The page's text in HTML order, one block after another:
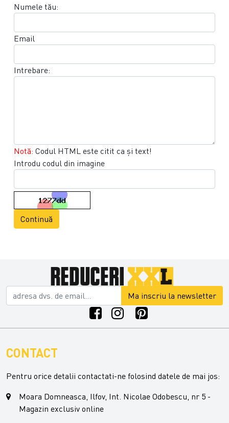
Numele tău:
Email
Intrebare:
Notă: Codul HTML este citit ca şi text!
Introdu codul din imagine
Continuă
Ma inscriu la newsletter
CONTACT
Pentru orice detalii contactati-ne folosind datele de mai jos:
Moara Domneasca, Ilfov, Int. Nicolae Odobescu, nr 5 -
Magazin exclusiv online